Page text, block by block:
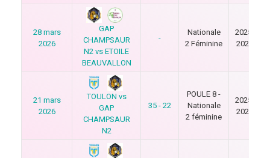
28 mars
2026
GAP
CHAMPSAUR
N2 vs ETOILE
BEAUVALLON
-
Nationale
2 Féminine
2025-
2026
21 mars
2026
TOULON vs
GAP
CHAMPSAUR
N2
35 - 22
POULE 8 -
Nationale
2 féminine
2025-
2026